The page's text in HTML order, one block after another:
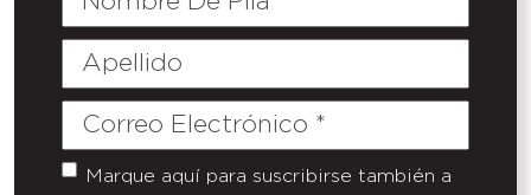
Pila
Apellido
Correo
Untitled
Marque aquí para suscribirse también a